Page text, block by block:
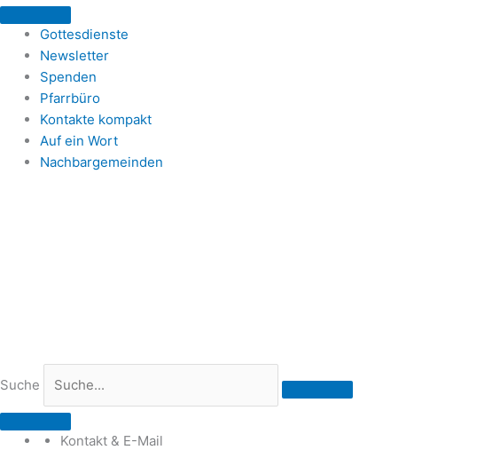
Zum
Inhalt
springen
Gottesdienste
Newsletter
Spenden
Pfarrbüro
Kontakte kompakt
Auf ein Wort
Nachbargemeinden
Suche
Kontakt & E-Mail